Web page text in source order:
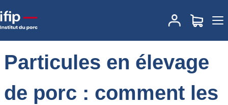
Accueil
Particules en élevage de porc : comment les
mesurer ?
Particules en élevage
de porc : comment les